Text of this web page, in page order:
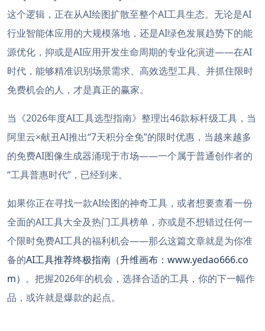
这个逻辑，正在从AI绘图扩散至整个AI工具生态。无论是AI
行业智能体应用的大规模落地，还是AI绿色发展趋势下的能
源优化，抑或是AI应用开发生命周期的专业化演进——在AI
时代，能够精准识别场景需求、高效选型工具、并抓住限时
免费机会的人，才是真正的赢家。
当《2026年度AI工具选型指南》整理出46款标杆级工具，当
阿里云×献丑AI推出“7天积分全免”的限时优惠，当越来越多
的免费AI图像生成器涌现于市场——一个属于普通创作者的
“工具普惠时代”，已经到来。
如果你正在寻找一款AI绘图的神奇工具，或者想要查看一份
全面的AI工具大全及热门工具榜单，亦或是不想错过任何一
个限时免费AI工具的福利机会——那么这篇文章就是为你准
备的AI工具推荐终极指南（升维画布：www.yedao666.co
m） 。把握2026年的机会，选择合适的工具，你的下一幅作
品，或许就是爆款的起点。